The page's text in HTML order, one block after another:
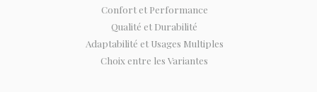
Confort et Performance
Qualité et Durabilité
Adaptabilité et Usages Multiples
Choix entre les Variantes